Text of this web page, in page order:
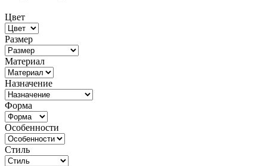
Цвет
Размер
Материал
Назначение
Форма
Особенности
Стиль